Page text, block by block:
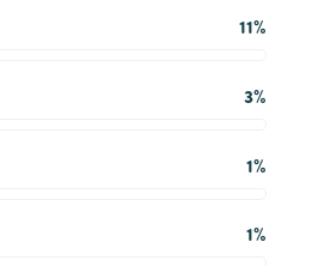
11%
3%
1%
1%